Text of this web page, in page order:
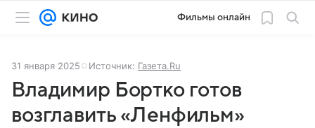
Фильмы онлайн
31 января 2025 Источник: Газета.Ru
Владимир Бортко готов
возглавить «Ленфильм»